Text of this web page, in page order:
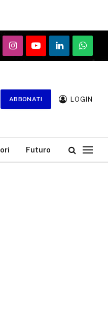
InstagramYouTubeLinkedIn
ABBONATI LOGIN
Futuro